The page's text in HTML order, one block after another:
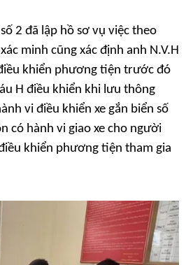
2 đã lập hồ sơ vụ việc theo
minh cũng xác định anh N.V.H
khiển phương tiện trước đó
H điều khiển khi lưu thông
vi điều khiển xe gắn biển số
có hành vi giao xe cho người
khiển phương tiện tham gia